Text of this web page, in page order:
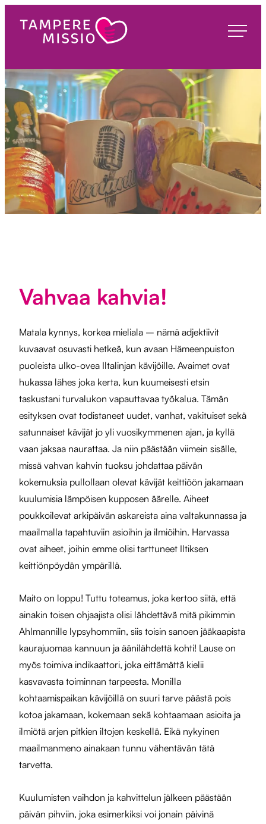
suoraan
sisältöön
TampereMissio
Vahvaa kahvia!
Matala kynnys, korkea mieliala – nämä adjektiivit
kuvaavat osuvasti hetkeä, kun avaan Hämeenpuiston
puoleista ulko-ovea Iltalinjan kävijöille. Avaimet ovat
hukassa lähes joka kerta, kun kuumeisesti etsin
taskustani turvalukon vapauttavaa työkalua. Tämän
esityksen ovat todistaneet uudet, vanhat, vakituiset sekä
satunnaiset kävijät jo yli vuosikymmenen ajan, ja kyllä
vaan jaksaa naurattaa. Ja niin päästään viimein sisälle,
missä vahvan kahvin tuoksu johdattaa päivän
kokemuksia pullollaan olevat kävijät keittiöön jakamaan
kuulumisia lämpöisen kupposen äärelle. Aiheet
poukkoilevat arkipäivän askareista aina valtakunnassa ja
maailmalla tapahtuviin asioihin ja ilmiöihin. Harvassa
ovat aiheet, joihin emme olisi tarttuneet Iltiksen
keittiönpöydän ympärillä.
Maito on loppu! Tuttu toteamus, joka kertoo siitä, että
ainakin toisen ohjaajista olisi lähdettävä mitä pikimmin
Ahlmannille lypsyhommiin, siis toisin sanoen jääkaapista
kaurajuomaa kannuun ja äänilähdettä kohti! Lause on
myös toimiva indikaattori, joka eittämättä kielii
kasvavasta toiminnan tarpeesta. Monilla
kohtaamispaikan kävijöillä on suuri tarve päästä pois
kotoa jakamaan, kokemaan sekä kohtaamaan asioita ja
ilmiötä arjen pitkien iltojen keskellä. Eikä nykyinen
maailmanmeno ainakaan tunnu vähentävän tätä
tarvetta.
Kuulumisten vaihdon ja kahvittelun jälkeen päästään
päivän pihviin, joka esimerkiksi voi jonain päivinä